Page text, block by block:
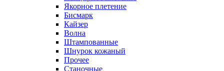
Якорное плетение
Бисмарк
Кайзер
Волна
Штампованные
Шнурок кожаный
Прочее
Станочные